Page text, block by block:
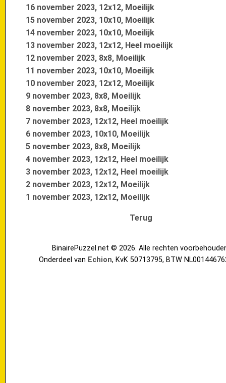
16 november 2023, 12x12, Moeilijk
15 november 2023, 10x10, Moeilijk
14 november 2023, 10x10, Moeilijk
13 november 2023, 12x12, Heel moeilijk
12 november 2023, 8x8, Moeilijk
11 november 2023, 10x10, Moeilijk
10 november 2023, 12x12, Moeilijk
9 november 2023, 8x8, Moeilijk
8 november 2023, 8x8, Moeilijk
7 november 2023, 12x12, Heel moeilijk
6 november 2023, 10x10, Moeilijk
5 november 2023, 8x8, Moeilijk
4 november 2023, 12x12, Heel moeilijk
3 november 2023, 12x12, Heel moeilijk
2 november 2023, 12x12, Moeilijk
1 november 2023, 12x12, Moeilijk
Terug
BinairePuzzel.net © 2026. Alle rechten
Onderdeel van Echion, KvK 50713795, BTW